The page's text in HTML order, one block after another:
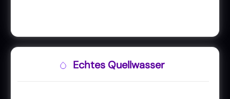
Echtes Quellwasser